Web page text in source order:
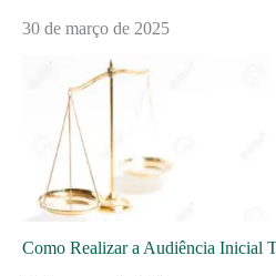
30 de março de 2025
Como Realizar a Audiência Inicial